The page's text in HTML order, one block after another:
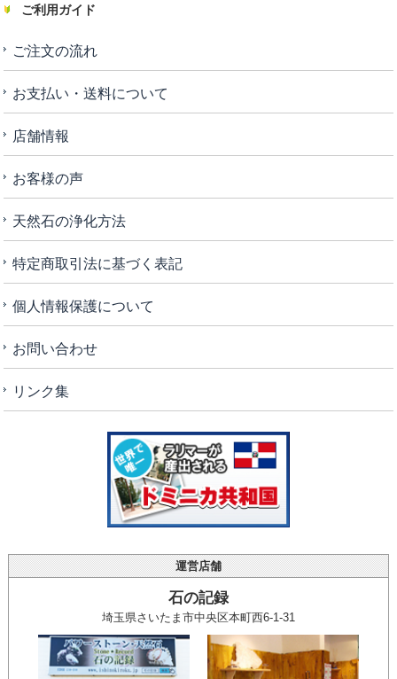
ご利用ガイド
ご注文の流れ
お支払い・送料について
店舗情報
お客様の声
天然石の浄化方法
特定商取引法に基づく表記
個人情報保護について
お問い合わせ
リンク集
運営店舗
石の記録
埼玉県さいたま市中央区本町西6-1-31